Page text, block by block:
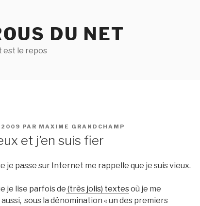
DU NET
est le repos
2009 PAR MAXIME GRANDCHAMP
et j’en suis fier
je passe sur Internet me rappelle que je suis vieux.
je lise parfois de (très jolis) textesoù je me
sous la dénomination « un des premiers